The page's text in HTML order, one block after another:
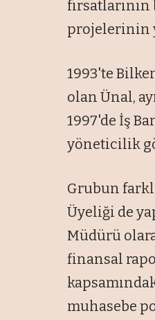
projelerinin
1993'te
olan Ünal,
1997'de İş
yöneticilik
Grubun
Üyeliği de
Müdürü
finansal
muhasebe